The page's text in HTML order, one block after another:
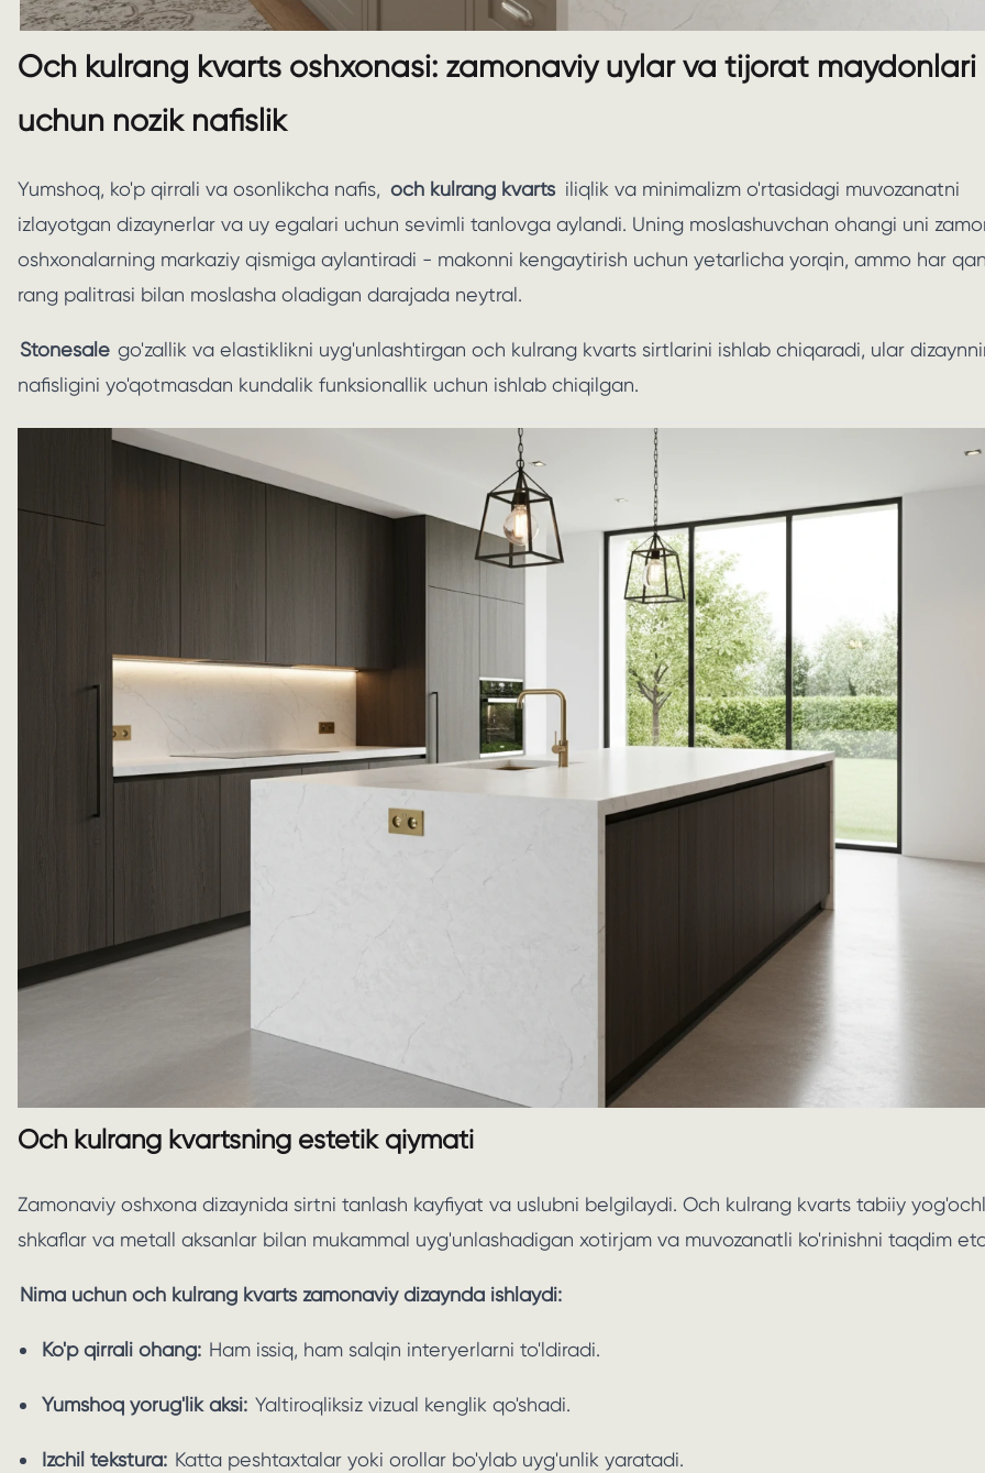
Och kulrang kvarts oshxonasi: zamonaviy uylar va tijorat maydonlari
uchun nozik nafislik
Yumshoq, ko'p qirrali va osonlikcha nafis, och kulrang kvarts iliqlik va minimalizm o'rtasidagi muvozanatni
izlayotgan dizaynerlar va uy egalari uchun sevimli tanlovga aylandi. Uning moslashuvchan ohangi uni
oshxonalarning markaziy qismiga aylantiradi - makonni kengaytirish uchun yetarlicha yorqin, ammo har
rang palitrasi bilan moslasha oladigan darajada neytral.
Stonesale go'zallik va elastiklikni uyg'unlashtirgan och kulrang kvarts sirtlarini ishlab chiqaradi, ular
nafisligini yo'qotmasdan kundalik funksionallik uchun ishlab chiqilgan.
Och kulrang kvartsning estetik qiymati
Zamonaviy oshxona dizaynida sirtni tanlash kayfiyat va uslubni belgilaydi. Och kulrang kvarts tabiiy
shkaflar va metall aksanlar bilan mukammal uyg'unlashadigan xotirjam va muvozanatli ko'rinishni taqdim
Nima uchun och kulrang kvarts zamonaviy dizaynda ishlaydi:
Ko'p qirrali ohang: Ham issiq, ham salqin interyerlarni to'ldiradi.
Yumshoq yorug'lik aksi: Yaltiroqliksiz vizual kenglik qo'shadi.
Izchil tekstura: Katta peshtaxtalar yoki orollar bo'ylab uyg'unlik yaratadi.